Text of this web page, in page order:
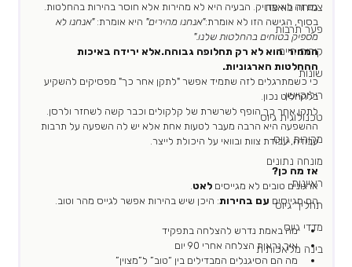
צמיחה מואצת
פער תרבות
קורות חיים
שונות
רילוקיישן
טכנולוגית גיוס
מקורות גיוס
מונחה נתונים
ראיונות
תהליך גיוס
מדדי גיוס
בינה מלאכותית
גם זה לא מדויק. הבעיה היא לא מהירות אלא חוסר בהירות בהחלטות.
בסוף, הגישה הזו לא אומרת:"אנחנו מהירים" היא אומרת: "אנחנו לא
מספיק בטוחים בהחלטות שלנו."
המחיר  הוא לא רק תחלופה גבוהה.אלא ירידה באיכות
ההחלטות הארגוניות.
כי כשמתרגלים לזה שתמיד אפשר "לתקן אחר כך" מפסיקים להשקיע
בלהחליט נכון.
לתקן אחר כך הופף לשרשרת של קלקולים וכבר קשה לשחזר ולרסן.
ההשפעה היא הרבה מעבר לטעות אחת אלא יש לה השפעה על תרבות
עבודה, עבודת צוות ובוואי על היכולת לייצר.
אז מה כן?
ארגונים טובים לא מגייסים לאט
הם מגייסים עם בהירות: היכן שיש בהירות אפשר לגייס מהר וטוב.
מה באמת נדרש להצלחה בתפקיד
איך נראית הצלחה אחרי 90 יום
מה הם הסיגנלים המבדילים בין “טוב” ל”מצוין”